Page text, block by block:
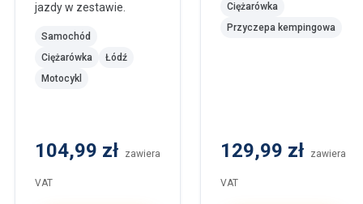
jazdy w zestawie.
Samochód
Ciężarówka
Łódź
Motocykl
104,99 zł zawiera
VAT
Ciężarówka
Przyczepa kempingowa
129,99 zł zawiera
VAT